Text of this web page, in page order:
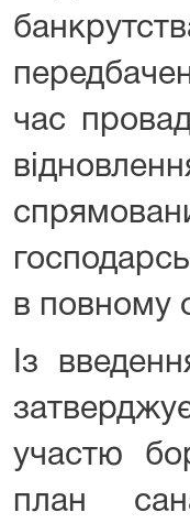
час
в повному
Із
участю
план